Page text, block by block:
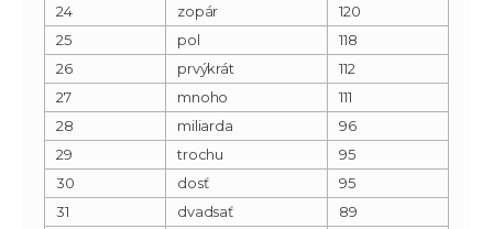
24
zopár
120
25
pol
118
26
prvýkrát
112
27
mnoho
111
28
miliarda
96
29
trochu
95
30
dosť
95
31
dvadsať
89